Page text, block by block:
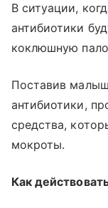
В ситуации,
антибиотики
коклюшную
Поставив
антибиотики,
средства,
мокроты.
Как